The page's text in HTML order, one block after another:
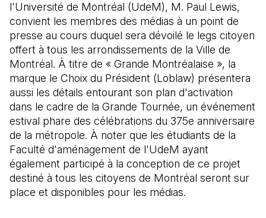
l'Université de Montréal (UdeM), M. Paul Lewis,
convient les membres des médias à un point de
presse au cours duquel sera dévoilé le legs citoyen
offert à tous les arrondissements de la Ville de
Montréal. À titre de « Grande Montréalaise », la
marque le Choix du Président (Loblaw) présentera
aussi les détails entourant son plan d'activation
dans le cadre de la Grande Tournée, un événement
estival phare des célébrations du 375e anniversaire
de la métropole. À noter que les étudiants de la
Faculté d'aménagement de l'UdeM ayant
également participé à la conception de ce projet
destiné à tous les citoyens de Montréal seront sur
place et disponibles pour les médias.